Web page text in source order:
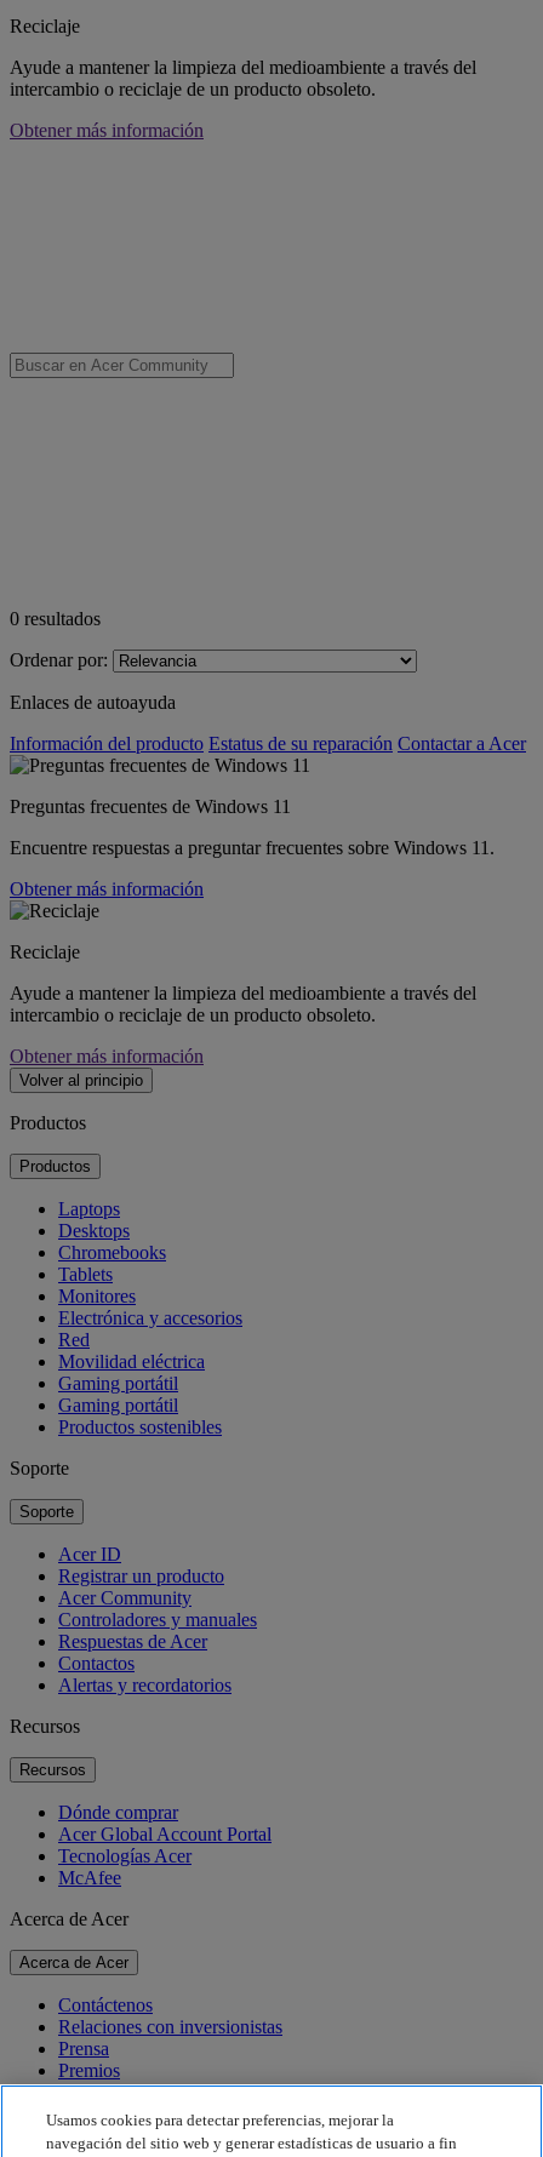
Reciclaje
Ayude a mantener la limpieza del medioambiente a través del
intercambio o reciclaje de un producto obsoleto.
Obtener más información
0 resultados
Ordenar por:
Enlaces de autoayuda
Información del producto Estatus de su reparación Contactar a Acer
Preguntas frecuentes de Windows 11
Encuentre respuestas a preguntar frecuentes sobre Windows 11.
Obtener más información
Reciclaje
Ayude a mantener la limpieza del medioambiente a través del
intercambio o reciclaje de un producto obsoleto.
Obtener más información
Volver al principio
Productos
Productos
Laptops
Desktops
Chromebooks
Tablets
Monitores
Electrónica y accesorios
Red
Movilidad eléctrica
Gaming portátil
Gaming portátil
Productos sostenibles
Soporte
Soporte
Acer ID
Registrar un producto
Acer Community
Controladores y manuales
Respuestas de Acer
Contactos
Alertas y recordatorios
Recursos
Recursos
Dónde comprar
Acer Global Account Portal
Tecnologías Acer
McAfee
Acerca de Acer
Acerca de Acer
Contáctenos
Relaciones con inversionistas
Prensa
Premios
Eventos
Sostenibilidad
Usamos cookies para detectar preferencias, mejorar la
navegación del sitio web y generar estadísticas de usuario a fin